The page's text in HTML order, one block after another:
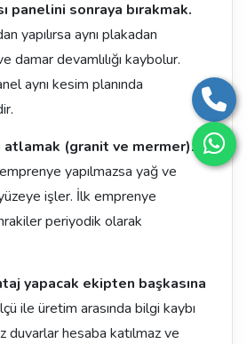
panelini sonraya bırakmak.
yapılırsa aynı plakadan
damar devamlılığı kaybolur.
aynı kesim planında
atlamak (granit ve mermer).
yapılmazsa yağ ve
işler. İlk emprenye
periyodik olarak
yapacak ekipten başkasına
ile üretim arasında bilgi kaybı
duvarlar hesaba katılmaz ve